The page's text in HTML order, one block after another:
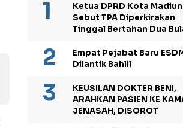
Ketua DPRD Kota Madiun
Sebut TPA Diperkirakan
Tinggal Bertahan Dua
Empat Pejabat Baru
Dilantik Bahlil
KEUSILAN DOKTER BENI,
ARAHKAN PASIEN KE
JENASAH, DISOROT